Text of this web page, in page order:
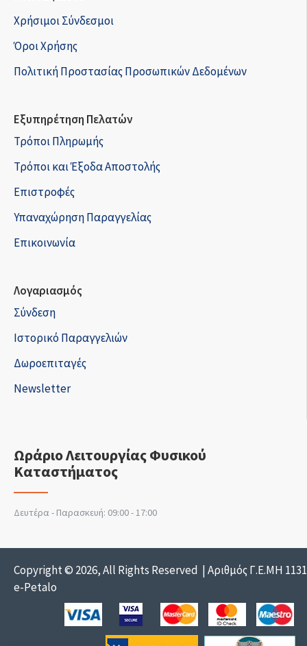
Χρήσιμοι Σύνδεσμοι
Όροι Χρήσης
Πολιτική Προστασίας Προσωπικών Δεδομένων
Εξυπηρέτηση Πελατών
Τρόποι Πληρωμής
Τρόποι και Έξοδα Αποστολής
Επιστροφές
Υπαναχώρηση Παραγγελίας
Επικοινωνία
Λογαριασμός
Σύνδεση
Ιστορικό Παραγγελιών
Δωροεπιταγές
Newsletter
Ωράριο Λειτουργίας Φυσικού
Καταστήματος
Δευτέρα - Παρασκευή: 09:00 - 17:00
Copyright © 2026, All Rights Reserved | Αριθμός Γ.Ε.ΜΗ
e-Petalo